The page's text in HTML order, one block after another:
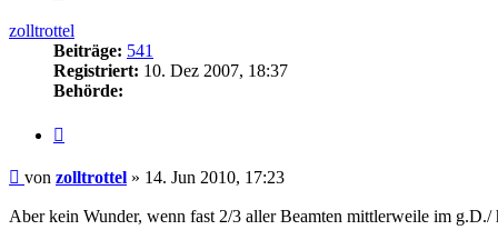
zolltrottel
Beiträge: 541
Registriert: 10. Dez 2007, 18:37
Behörde:
Beitrag
von zolltrottel » 14. Jun 2010, 17:23
Aber kein Wunder, wenn fast 2/3 aller Beamten mittlerweile im g.D./